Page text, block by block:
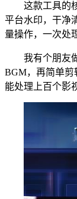
这款工具的
平台水印，干净
量操作，一次处
我有个朋友
BGM，再简单剪
能处理上百个影